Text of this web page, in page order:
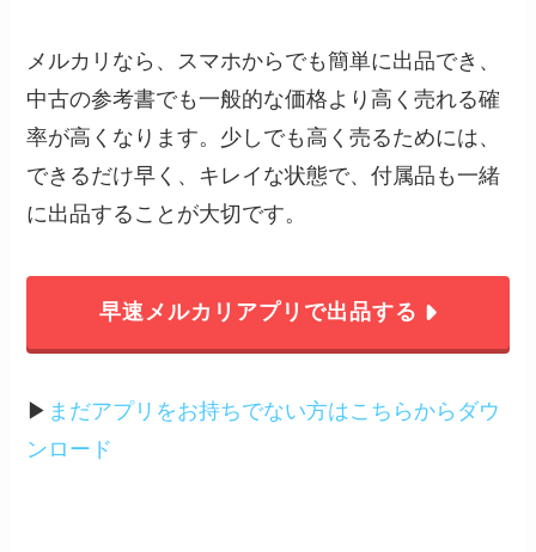
メルカリなら、スマホからでも簡単に出品でき、
中古の参考書でも一般的な価格より高く売れる確
率が高くなります。少しでも高く売るためには、
できるだけ早く、キレイな状態で、付属品も一緒
に出品することが大切です。
早速メルカリアプリで出品する
▶︎ まだアプリをお持ちでない方はこちらからダウ
ンロード